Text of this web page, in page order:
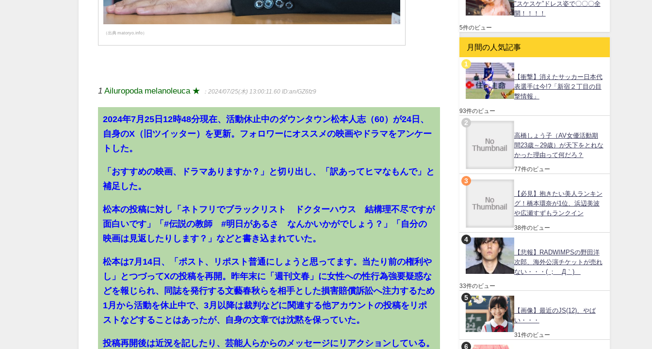
（出典 matoryo.info）
1 Ailuropoda melanoleuca ★ ：2024/07/25(木) 13:00:11.60ID:an/GZ6fz9
2024年7月25日12時48分現在、活動休止中のダウンタウン松本人志（60）が24日、
自身のX（旧ツイッター）を更新。フォロワーにオススメの映画やドラマをアンケー
トした。
「おすすめの映画、ドラマありますか？」と切り出し、「訳あってヒマなもんで」と
補足した。
松本の投稿に対し「ネトフリでブラックリスト ドクターハウス 結構理不尽ですが
面白いです」「#伝説の教師 #明日があるさ なんかいかがでしょう？」「自分の
映画は見返したりします？」などと書き込まれていた。
松本は7月14日、「ポスト、リポスト普通にしょうと思ってます。当たり前の権利や
し」とつづってXの投稿を再開。昨年末に「週刊文春」に女性への性行為強要疑惑な
どを報じられ、同誌を発行する文藝春秋らを相手とした損害賠償訴訟へ注力するため
1月から活動を休止中で、3月以降は裁判などに関連する他アカウントの投稿をリポ
ストなどすることはあったが、自身の文章では沈黙を保っていた。
投稿再開後は近況を記したり、芸能人らからのメッセージにリアクションしている。
"スケスケ”ドレス姿で〇〇〇全
開！！！！
5件のビュー
月間の人気記事
【衝撃】消えたサッカー日本代
表選手は今!?「新宿２丁目の目
撃情報」
93件のビュー
高橋しょう子（AV女優活動期
間23歳～29歳）が天下をとれな
かった理由って何だろ？
77件のビュー
【必見】抱きたい美人ランキン
グ！橋本環奈が1位、浜辺美波
や広瀬すずもランクイン
38件のビュー
【悲報】RADWIMPSの野田洋
次郎、海外公演チケットが売れ
ない・・・( ；´Д｀)
33件のビュー
【画像】最近のJS(12)、やば
い・・・
31件のビュー